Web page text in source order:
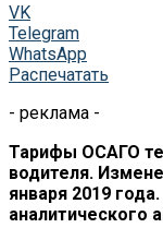
VK
Telegram
WhatsApp
Распечатать
- реклама -
Тарифы ОСАГО
водителя.
января 2019
аналитического